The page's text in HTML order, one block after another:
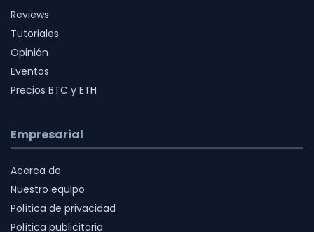
Reviews
Tutoriales
Opinión
Eventos
Precios BTC y ETH
Empresarial
Acerca de
Nuestro equipo
Política de privacidad
Política publicitaria